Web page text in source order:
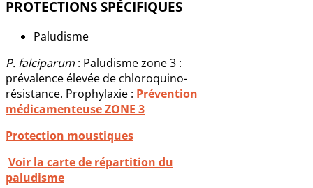
PROTECTIONS SPÉCIFIQUES
Paludisme
P. falciparum : Paludisme zone 3 :
prévalence élevée de chloroquino-
résistance. Prophylaxie : Prévention
médicamenteuse ZONE 3
Protection moustiques
Voir la carte de répartition du
paludisme